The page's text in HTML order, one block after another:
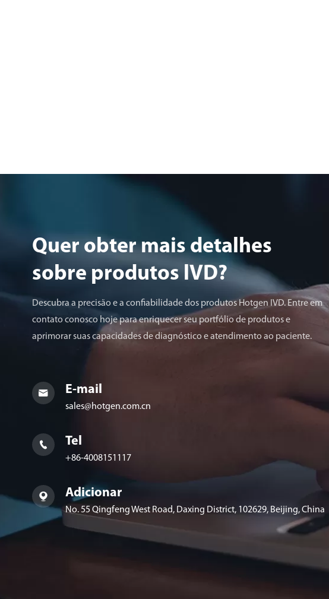
Quer obter mais detalhes
sobre produtos lVD?
Descubra a precisão e a confiabilidade dos produtos Hotgen IVD. Entre em
contato conosco hoje para enriquecer seu portfólio de produtos e
aprimorar suas capacidades de diagnóstico e atendimento ao paciente.
 E-mail
sales@hotgen.com.cn
 Tel
+86-4008151117
 Adicionar
No. 55 Qingfeng West Road, Daxing District, 102629, Beijing, China